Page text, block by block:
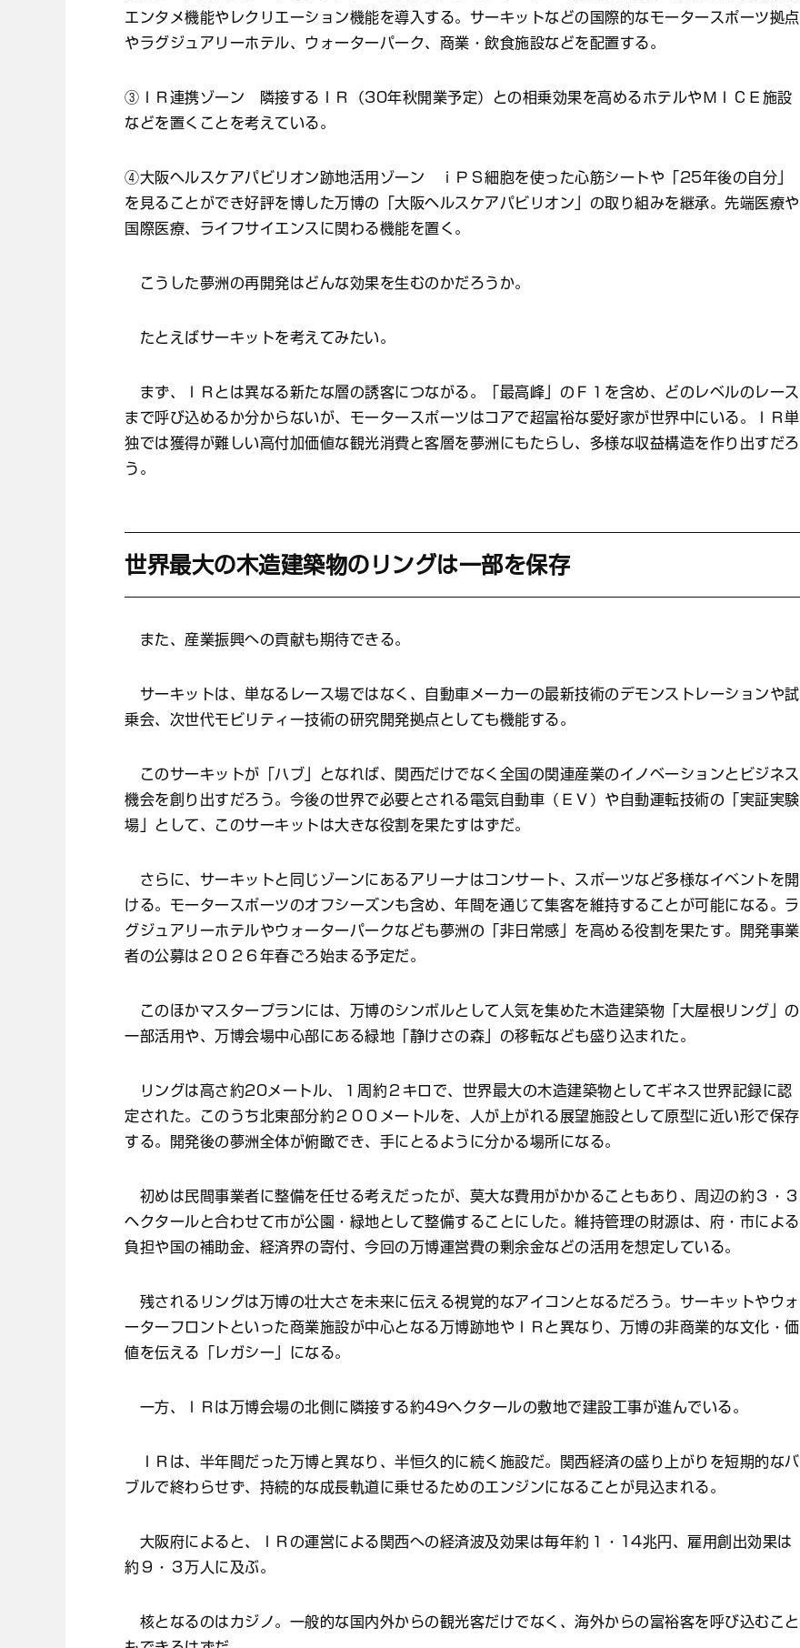
エンタメ機能やレクリエーション機能を導入する。サーキットなどの国際的なモータースポーツ拠点
やラグジュアリーホテル、ウォーターパーク、商業・飲食施設などを配置する。
③ＩＲ連携ゾーン 隣接するＩＲ（30年秋開業予定）との相乗効果を高めるホテルやＭＩＣＥ施設
などを置くことを考えている。
④大阪ヘルスケアパビリオン跡地活用ゾーン ｉＰＳ細胞を使った心筋シートや「25年後の自分」
を見ることができ好評を博した万博の「大阪ヘルスケアパビリオン」の取り組みを継承。先端医療や
国際医療、ライフサイエンスに関わる機能を置く。
こうした夢洲の再開発はどんな効果を生むのかだろうか。
たとえばサーキットを考えてみたい。
まず、ＩＲとは異なる新たな層の誘客につながる。「最高峰」のＦ１を含め、どのレベルのレース
まで呼び込めるか分からないが、モータースポーツはコアで超富裕な愛好家が世界中にいる。ＩＲ単
独では獲得が難しい高付加価値な観光消費と客層を夢洲にもたらし、多様な収益構造を作り出すだろ
う。
世界最大の木造建築物のリングは一部を保存
また、産業振興への貢献も期待できる。
サーキットは、単なるレース場ではなく、自動車メーカーの最新技術のデモンストレーションや試
乗会、次世代モビリティー技術の研究開発拠点としても機能する。
このサーキットが「ハブ」となれば、関西だけでなく全国の関連産業のイノベーションとビジネス
機会を創り出すだろう。今後の世界で必要とされる電気自動車（ＥＶ）や自動運転技術の「実証実験
場」として、このサーキットは大きな役割を果たすはずだ。
さらに、サーキットと同じゾーンにあるアリーナはコンサート、スポーツなど多様なイベントを開
ける。モータースポーツのオフシーズンも含め、年間を通じて集客を維持することが可能になる。ラ
グジュアリーホテルやウォーターパークなども夢洲の「非日常感」を高める役割を果たす。開発事業
者の公募は２０２６年春ごろ始まる予定だ。
このほかマスタープランには、万博のシンボルとして人気を集めた木造建築物「大屋根リング」の
一部活用や、万博会場中心部にある緑地「静けさの森」の移転なども盛り込まれた。
リングは高さ約20メートル、１周約２キロで、世界最大の木造建築物としてギネス世界記録に認
定された。このうち北東部分約２００メートルを、人が上がれる展望施設として原型に近い形で保存
する。開発後の夢洲全体が俯瞰でき、手にとるように分かる場所になる。
初めは民間事業者に整備を任せる考えだったが、莫大な費用がかかることもあり、周辺の約３・３
ヘクタールと合わせて市が公園・緑地として整備することにした。維持管理の財源は、府・市による
負担や国の補助金、経済界の寄付、今回の万博運営費の剰余金などの活用を想定している。
残されるリングは万博の壮大さを未来に伝える視覚的なアイコンとなるだろう。サーキットやウォ
ーターフロントといった商業施設が中心となる万博跡地やＩＲと異なり、万博の非商業的な文化・価
値を伝える「レガシー」になる。
一方、ＩＲは万博会場の北側に隣接する約49ヘクタールの敷地で建設工事が進んでいる。
ＩＲは、半年間だった万博と異なり、半恒久的に続く施設だ。関西経済の盛り上がりを短期的なバ
ブルで終わらせず、持続的な成長軌道に乗せるためのエンジンになることが見込まれる。
大阪府によると、ＩＲの運営による関西への経済波及効果は毎年約１・14兆円、雇用創出効果は
約９・３万人に及ぶ。
核となるのはカジノ。一般的な国内外からの観光客だけでなく、海外からの富裕客を呼び込むこと